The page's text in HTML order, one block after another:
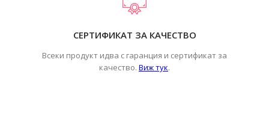
СЕРТИФИКАТ ЗА КАЧЕСТВО
Всеки продукт идва с гаранция и сертификат за
качество. Виж тук.